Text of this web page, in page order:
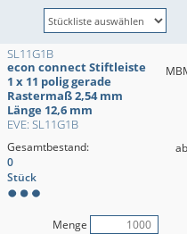
SL11G1B
econ connect Stiftleiste
1 x 11 polig gerade
Rastermaß 2,54 mm
Länge 12,6 mm
EVE: SL11G1B
Gesamtbestand:
0
Stück
ab
Menge